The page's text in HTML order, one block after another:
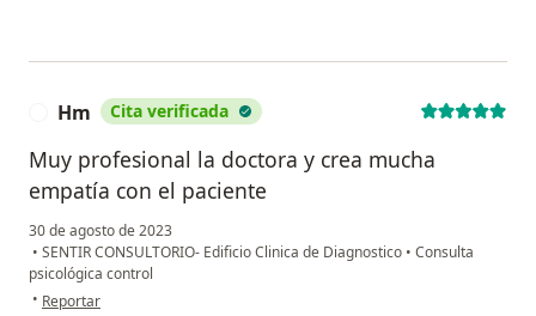
Hm Cita verificada
Muy profesional la doctora y crea mucha
empatía con el paciente
30 de agosto de 2023
• SENTIR CONSULTORIO- Edificio Clinica de Diagnostico • Consulta
psicológica control
• en opinión del usuario Hm
Reportar